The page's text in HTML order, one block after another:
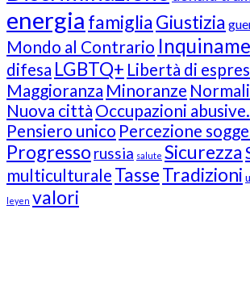
energia famigliaGiustizia
Mondo al Contrario
difesa LGBTQ+ Libertà di
Maggioranza Minoranze
Nuova città Occupazioni abusive.
Pensiero unico Percezione
Progresso russia salute Sicurezza
multiculturale TasseTradizioni
leyen valori